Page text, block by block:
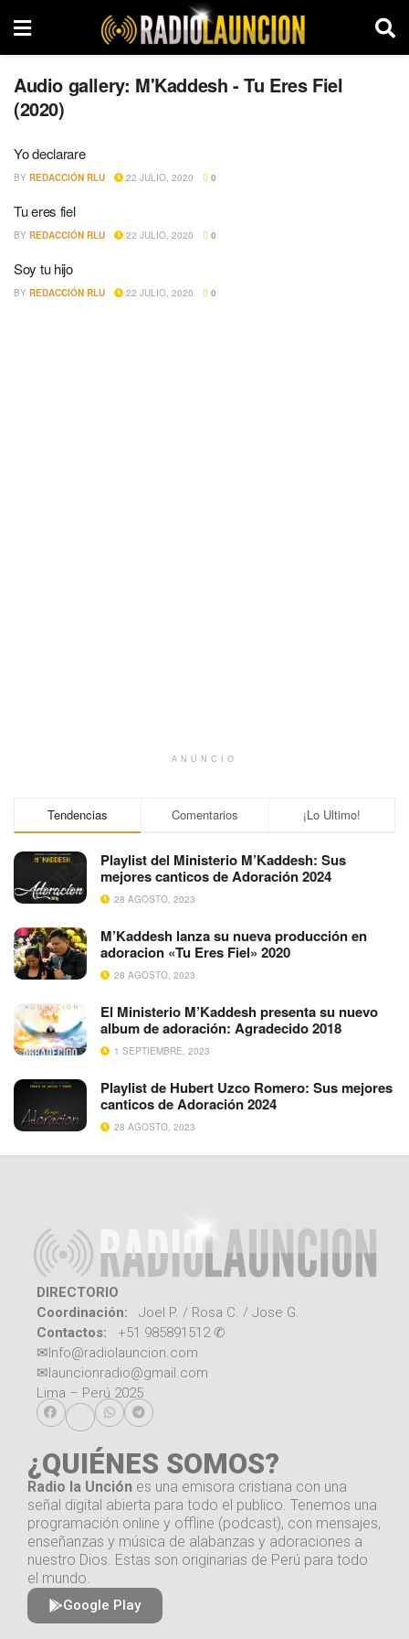
Audio gallery: M'Kaddesh - Tu Eres Fiel
(2020)
Yo declarare
BY REDACCIÓN RLU 22 JULIO, 2020 0
Tu eres fiel
BY REDACCIÓN RLU 22 JULIO, 2020 0
Soy tu hijo
BY REDACCIÓN RLU 22 JULIO, 2020 0
ANUNCIO
Tendencias Comentarios ¡Lo Ultimo!
Playlist del Ministerio M’Kaddesh: Sus
mejores canticos de Adoración 2024
28 AGOSTO, 2023
M’Kaddesh lanza su nueva producción en
adoracion «Tu Eres Fiel» 2020
28 AGOSTO, 2023
El Ministerio M’Kaddesh presenta su nuevo
album de adoración: Agradecido 2018
1 SEPTIEMBRE, 2023
Playlist de Hubert Uzco Romero: Sus mejores
canticos de Adoración 2024
28 AGOSTO, 2023
DIRECTORIO
Coordinación:
Joel P. / Rosa C. / Jose G.
Contactos: +51 985891512 ✆
✉Info@radiolauncion.com
✉launcionradio@gmail.com
Lima – Perú 2025
¿QUIÉNES SOMOS?
Radio la Unción es una emisora cristiana con una
señal digital abierta para todo el publico. Tenemos una
programación online y offline (podcast), con mensajes,
enseñanzas y música de alabanzas y adoraciones a
nuestro Dios. Estas son originarias de Perú para todo
el mundo.
Google Play